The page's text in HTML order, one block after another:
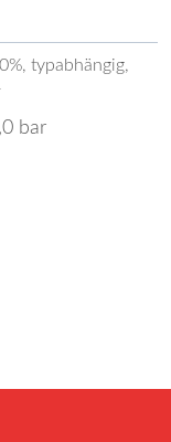
typabhängig,